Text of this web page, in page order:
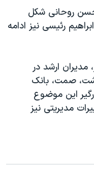
حسن روحانی شکل
رئیسی نیز ادامه
مدیران ارشد در
صمت، بانک
این موضوع
مدیریتی نیز